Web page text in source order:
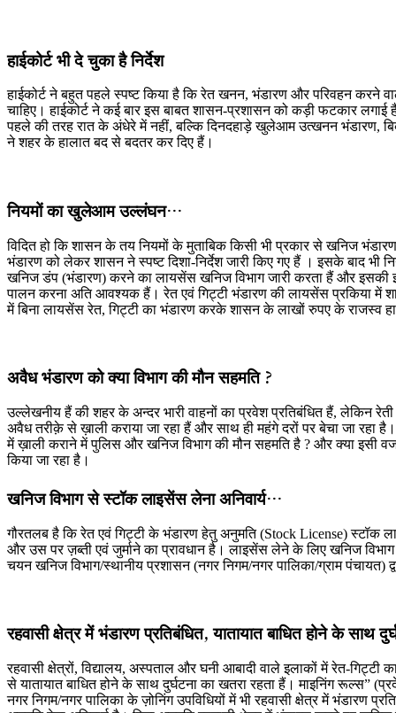
हाईकोर्ट भी दे चुका है निर्देश
हाईकोर्ट ने बहुत पहले स्पष्ट किया है कि रेत खनन, भंडारण और परिवहन करने
चाहिए। हाईकोर्ट ने कई बार इस बाबत शासन-प्रशासन को कड़ी फटकार
पहले की तरह रात के अंधेरे में नहीं, बल्कि दिनदहाड़े खुलेआम उत्खनन भंडारण,
ने शहर के हालात बद से बदतर कर दिए हैं।
नियमों का खुलेआम उल्लंघन…
विदित हो कि शासन के तय नियमों के मुताबिक किसी भी प्रकार से खनिज
भंडारण को लेकर शासन ने स्पष्ट दिशा-निर्देश जारी किए गए हैं । इसके बाद
खनिज डंप (भंडारण) करने का लायसेंस खनिज विभाग जारी करता हैं और इसकी
पालन करना अति आवश्यक हैं। रेत एवं गिट्टी भंडारण की लायसेंस प्रकिया में
में बिना लायसेंस रेत, गिट्टी का भंडारण करके शासन के लाखों रुपए के राजस्व
अवैध भंडारण को क्या विभाग की मौन सहमति ?
उल्लेखनीय हैं की शहर के अन्दर भारी वाहनों का प्रवेश प्रतिबंधित हैं, लेकिन
अवैध तरीक़े से ख़ाली कराया जा रहा हैं और साथ ही महंगे दरों पर बेचा जा रहा
में ख़ाली कराने में पुलिस और खनिज विभाग की मौन सहमति है ? और क्या इसी
किया जा रहा है।
खनिज विभाग से स्टॉक लाइसेंस लेना अनिवार्य…
गौरतलब है कि रेत एवं गिट्टी के भंडारण हेतु अनुमति (Stock License) स्टॉक
और उस पर ज़ब्ती एवं जुर्माने का प्रावधान है। लाइसेंस लेने के लिए खनिज
चयन खनिज विभाग/स्थानीय प्रशासन (नगर निगम/नगर पालिका/ग्राम पंचायत)
रहवासी क्षेत्र में भंडारण प्रतिबंधित, यातायात बाधित होने के साथ
रहवासी क्षेत्रों, विद्यालय, अस्पताल और घनी आबादी वाले इलाकों में रेत-
से यातायात बाधित होने के साथ दुर्घटना का खतरा रहता हैं। माइनिंग रूल्स”
नगर निगम/नगर पालिका के ज़ोनिंग उपविधियों में भी रहवासी क्षेत्र में भंडारण